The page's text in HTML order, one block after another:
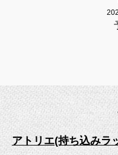
アトリエ(持ち込みラ